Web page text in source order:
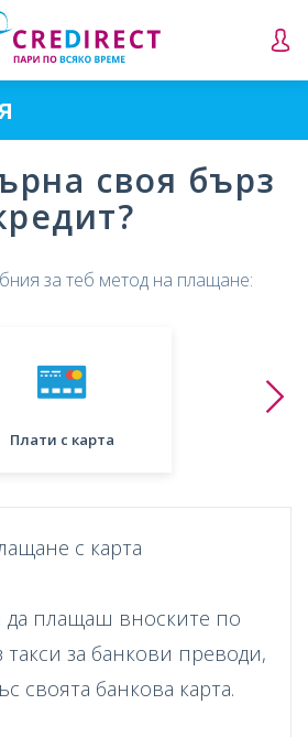
своя бърз
за теб метод на плащане:
Плати с карта
с карта
плащаш вноските по
такси за банкови преводи,
своята банкова карта.